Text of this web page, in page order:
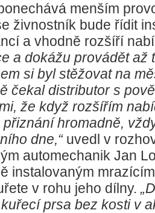
menším
živnostník bude řídit
a vhodně rozšíří
a dokážu provádět až
si byl stěžovat na
čekal distributor s
že když rozšířím
hromadně,
dne,“uvedl v
automechanik Jan
instalovaným
v rohu jeho dílny.
prsa bez kosti v